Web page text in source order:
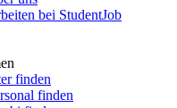
bei StudentJob
finden
finden